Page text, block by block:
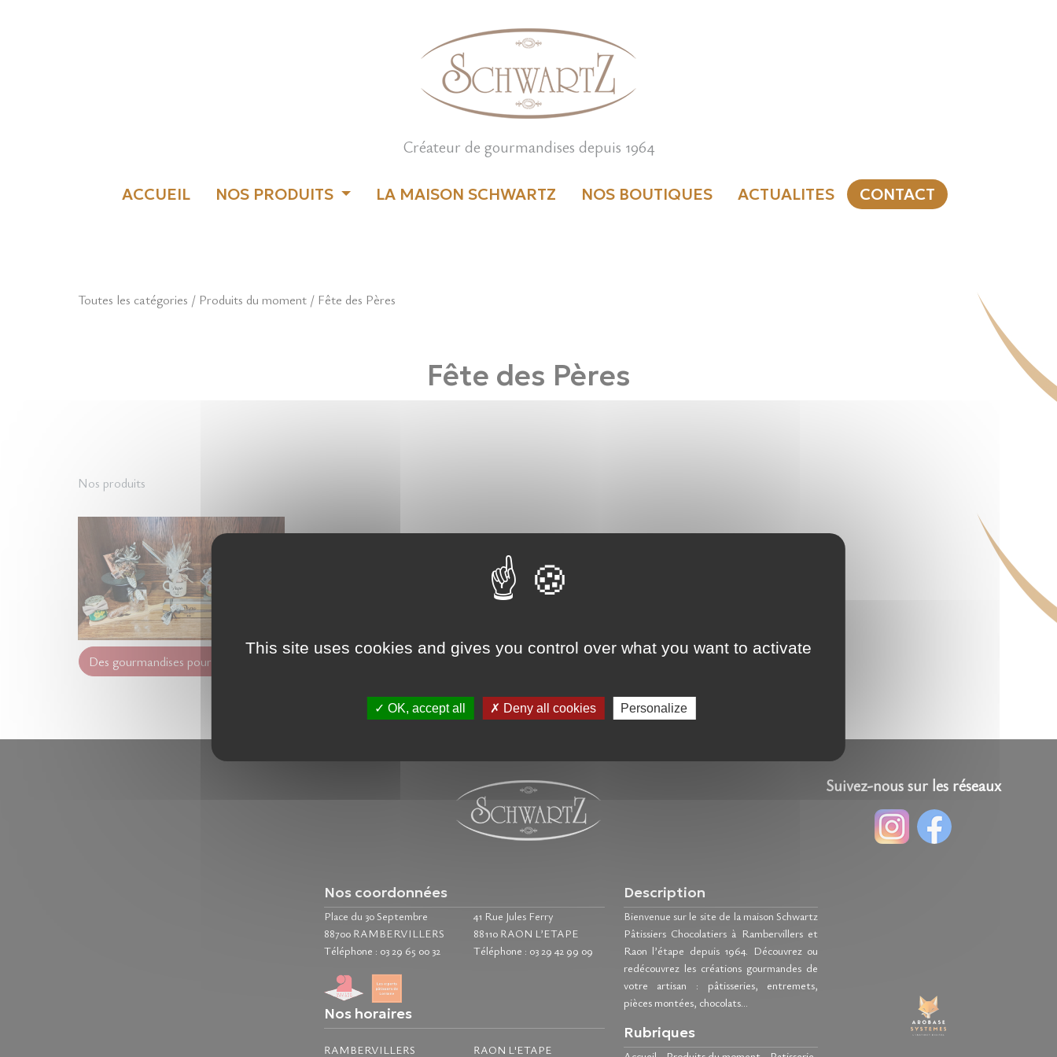
Créateur de gourmandises depuis 1964
ACCUEIL NOS PRODUITS LA MAISON SCHWARTZ NOS BOUTIQUES ACTUALITES CONTACT
Toutes les catégories / Produits du moment / Fête des Pères
Fête des Pères
Nos produits
Des gourmandises pour mon papa !
Suivez-nous sur les réseaux
Nos coordonnées
Place du 30 Septembre
88700 RAMBERVILLERS
Téléphone : 03 29 65 00 32
41 Rue Jules Ferry
88110 RAON L’ETAPE
Téléphone : 03 29 42 99 09
Nos horaires
RAMBERVILLERS RAON L'ETAPE
Description
Bienvenue sur le site de la maison Schwartz
Pâtissiers Chocolatiers à Rambervillers et
Raon l’étape depuis 1964. Découvrez ou
redécouvrez les créations gourmandes de
votre artisan : pâtisseries, entremets,
pièces montées, chocolats…
Rubriques
This site uses cookies and gives you control over what you want to activate
OK, accept all Deny all cookies Personalize